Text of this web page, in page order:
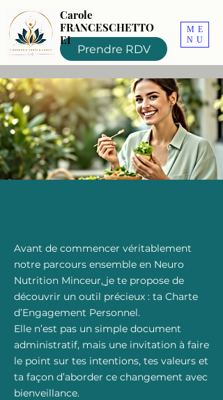
Prendre RDV
ME
NU
Carole
FRANCESCHETTO
EI
Avant de commencer véritablement
notre parcours ensemble en Neuro
Nutrition Minceur, je te propose de
découvrir un outil précieux : ta Charte
d’Engagement Personnel.
Elle n’est pas un simple document
administratif, mais une invitation à faire
le point sur tes intentions, tes valeurs et
ta façon d’aborder ce changement avec
bienveillance.